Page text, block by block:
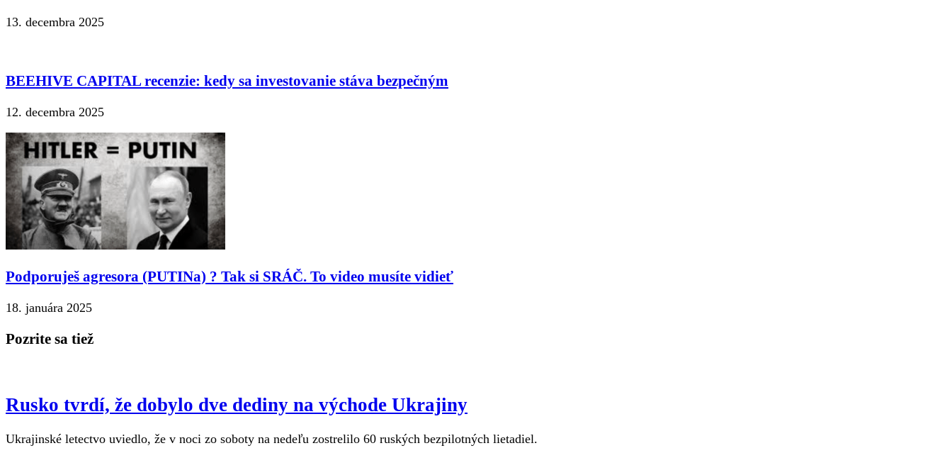
13. decembra 2025
BEEHIVE CAPITAL recenzie: kedy sa investovanie stáva bezpečným
12. decembra 2025
Podporuješ agresora (PUTINa) ? Tak si SRÁČ. To video musíte vidieť
18. januára 2025
Pozrite sa tiež
Rusko tvrdí, že dobylo dve dediny na východe Ukrajiny
Ukrajinské letectvo uviedlo, že v noci zo soboty na nedeľu zostrelilo 60 ruských bezpilotných lietadiel.